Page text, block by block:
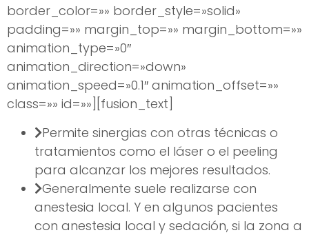
border_color=»» border_style=»solid»
padding=»» margin_top=»» margin_bottom=»»
animation_type=»0″
animation_direction=»down»
animation_speed=»0.1″ animation_offset=»»
class=»» id=»»][fusion_text]
Permite sinergias con otras técnicas o
tratamientos como el láser o el peeling
para alcanzar los mejores resultados.
Generalmente suele realizarse con
anestesia local. Y en algunos pacientes
con anestesia local y sedación, si la zona a